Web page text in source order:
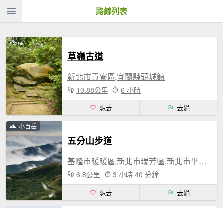
路線列表
草嶺古道
新北市貢寮區,宜蘭縣頭城鎮
10.88公里 6 小時
想去 去過
小百岳
五分山步道
基隆市暖暖區,新北市瑞芳區,新北市平溪區
6.8公里 3 小時 40 分鐘
想去 去過